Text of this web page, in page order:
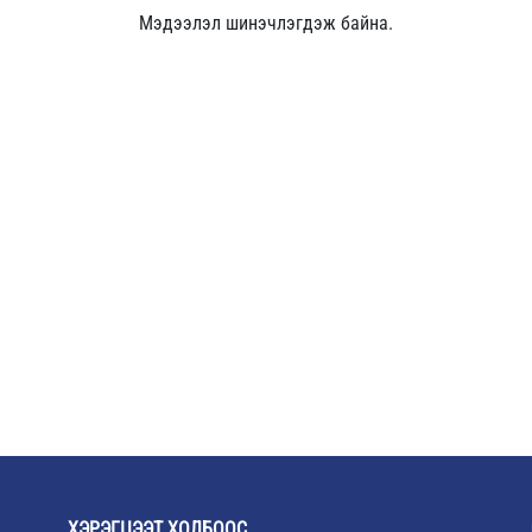
Мэдээлэл шинэчлэгдэж байна.